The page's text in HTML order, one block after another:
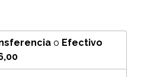
o Efectivo